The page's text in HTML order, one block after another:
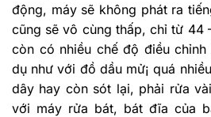
động, máy sẽ không phát ra
cũng sẽ vô cùng thấp, chỉ từ 44
còn có nhiều chế độ điều
dụ như với đồ dầu mử¡ quá
dây hay còn sót lại, phải rửa
với máy rửa bát, bát đĩa của